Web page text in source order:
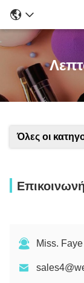
Όλες οι
Miss. Faye